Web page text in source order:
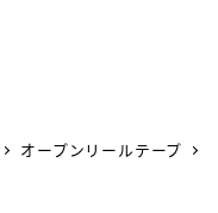
オープンリールテープ